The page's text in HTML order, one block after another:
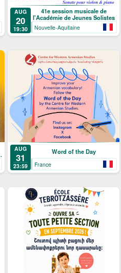
AUG
20
19:30
41e session musicale de
l'Académie de Jeunes Solistes
Nouvelle-Aquitaine
AUG
31
23:59
Word of the Day
France